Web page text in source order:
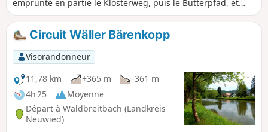
emprunte en partie le Klosterweg, puis le Butterpfad, et
passe devant la tour panoramique de Kurtscheid. De larges
chemins forestiers alternent avec des sentiers étroits.
Circuit Wäller Bärenkopp
Visorandonneur
11,78 km
+365 m
-361 m
4h 25
Moyenne
Départ à Waldbreitbach (Landkreis
Neuwied)